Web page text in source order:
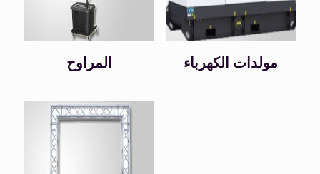
المراوح مولدات الكهرباء